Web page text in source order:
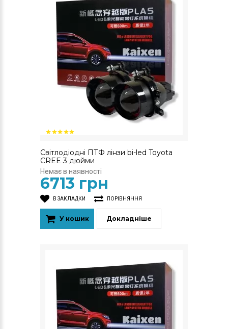
Світлодіодні ПТФ лінзи bi-led Toyota
CREE 3 дюйми
Немає в наявності
6713 грн
В ЗАКЛАДКИ ПОРІВНЯННЯ
У кошик Докладніше